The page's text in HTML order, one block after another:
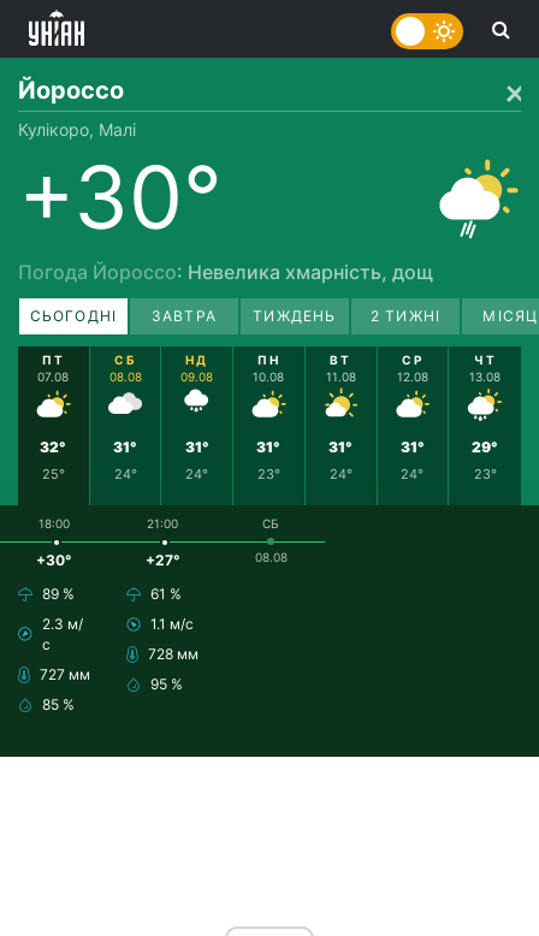
Йороссо
Кулікоро, Малі
+30°
Погода Йороссо: Невелика хмарність, дощ
СЬОГОДНІ ЗАВТРА ТИЖДЕНЬ 2 ТИЖНІ
ПТ
07.08
32°
25°
СБ
08.08
31°
24°
НД
09.08
31°
24°
ПН
10.08
31°
23°
ВТ
11.08
31°
24°
СР
12.08
31°
24°
ЧТ
13.08
29°
23°
18:00
+30°
89 %
2.3 м/
с
727 мм
85 %
21:00
+27°
61 %
1.1 м/с
728 мм
95 %
СБ
08.08